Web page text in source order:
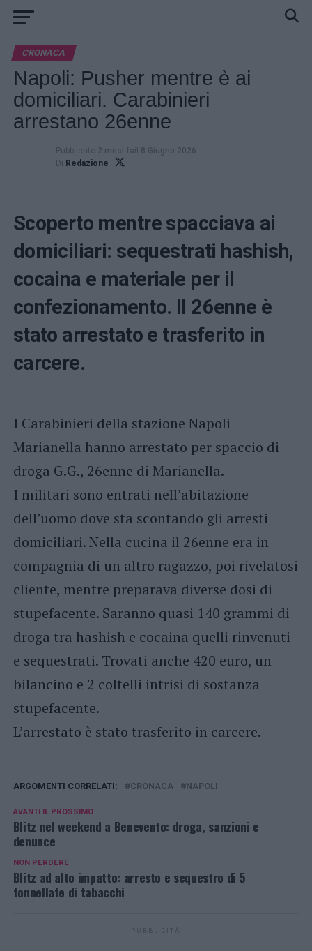
CRONACA
Napoli: Pusher mentre è ai
domiciliari. Carabinieri
arrestano 26enne
Pubblicato 2 mesi fail
8 Giugno 2026
Di Redazione
Scoperto mentre spacciava ai
domiciliari: sequestrati hashish,
cocaina e materiale per il
confezionamento. Il 26enne è
stato arrestato e trasferito in
carcere.
I Carabinieri della stazione Napoli
Marianella hanno arrestato per spaccio di
droga G.G., 26enne di Marianella.
I militari sono entrati nell’abitazione
dell’uomo dove sta scontando gli arresti
domiciliari. Nella cucina il 26enne era in
compagnia di un altro ragazzo, poi rivelatosi
cliente, mentre preparava diverse dosi di
stupefacente. Saranno quasi 140 grammi di
droga tra hashish e cocaina quelli rinvenuti
e sequestrati. Trovati anche 420 euro, un
bilancino e 2 coltelli intrisi di sostanza
stupefacente.
L’arrestato è stato trasferito in carcere.
ARGOMENTI CORRELATI: CRONACA NAPOLI
AVANTI IL ​​PROSSIMO
Blitz nel weekend a Benevento: droga, sanzioni e
denunce
NON PERDERE
Blitz ad alto impatto: arresto e sequestro di 5
tonnellate di tabacchi
PUBBLICITÀ